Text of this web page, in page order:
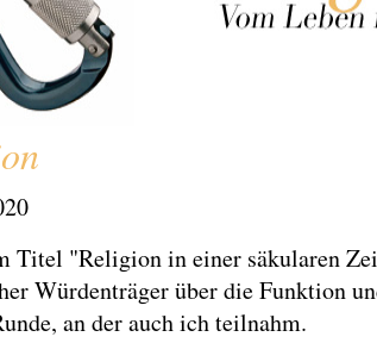
Titel "Religion in einer säkularen
Würdenträger über die Funktion
an der auch ich teilnahm.